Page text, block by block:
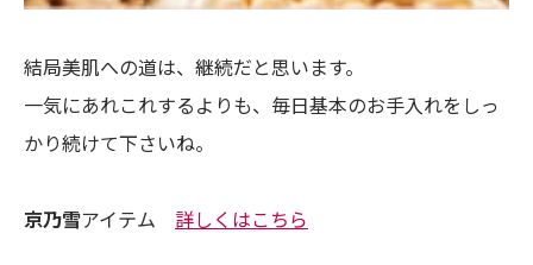
結局美肌への道は、継続だと思います。
一気にあれこれするよりも、毎日基本のお手入れをしっ
かり続けて下さいね。
京乃雪アイテム 詳しくはこちら